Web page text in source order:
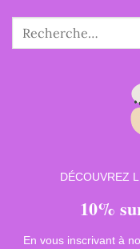
Recherche
pour :
DÉCOUVREZ
10%
En vous inscrivant à